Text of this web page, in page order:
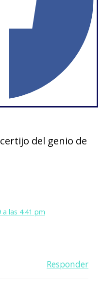
del genio de
a las 4:41 pm
Responder